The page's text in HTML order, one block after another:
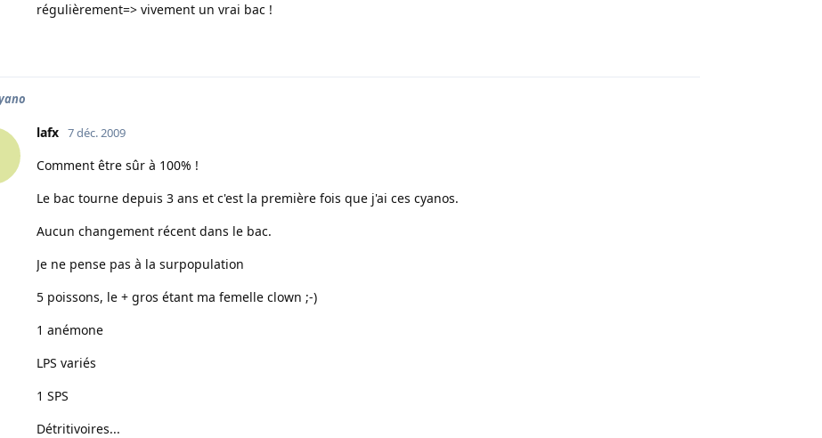
régulièrement=> vivement un vrai bac !
lafx 7 déc. 2009
Comment être sûr à 100% !
Le bac tourne depuis 3 ans et c'est la première fois que j'ai ces cyanos.
Aucun changement récent dans le bac.
Je ne pense pas à la surpopulation
5 poissons, le + gros étant ma femelle clown ;-)
1 anémone
LPS variés
1 SPS
Détritivoires...